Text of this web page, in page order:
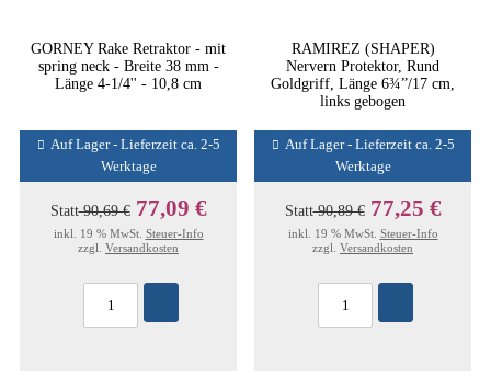
GORNEY Rake Retraktor - mit
spring neck - Breite 38 mm -
Länge 4-1/4'' - 10,8 cm
Auf Lager - Lieferzeit ca. 2-5
Werktage
Statt90,69 € 77,09 €
inkl. 19 % MwSt. Steuer-Info
zzgl. Versandkosten
RAMIREZ (SHAPER)
Nervern Protektor, Rund
Goldgriff, Länge 6¾”/17 cm,
links gebogen
Auf Lager - Lieferzeit ca. 2-5
Werktage
Statt90,89 € 77,25 €
inkl. 19 % MwSt. Steuer-Info
zzgl. Versandkosten